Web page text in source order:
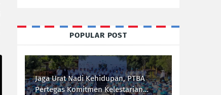
POPULAR POST
Jaga Urat Nadi Kehidupan, PTBA
Pertegas Komitmen Kelestarian